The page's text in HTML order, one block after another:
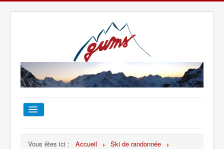
Vous êtes ici : Accueil
Ski de randonnée